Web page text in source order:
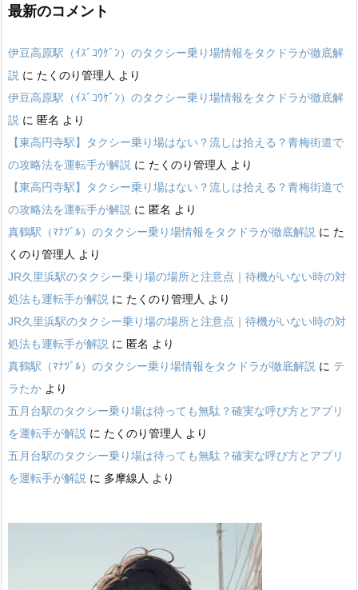
最新のコメント
伊豆高原駅（ｲｽﾞｺｳｹﾞﾝ）のタクシー乗り場情報をタクドラが徹底解
説 に たくのり管理人 より
伊豆高原駅（ｲｽﾞｺｳｹﾞﾝ）のタクシー乗り場情報をタクドラが徹底解
説 に 匿名 より
【東高円寺駅】タクシー乗り場はない？流しは拾える？青梅街道で
の攻略法を運転手が解説 に たくのり管理人 より
【東高円寺駅】タクシー乗り場はない？流しは拾える？青梅街道で
の攻略法を運転手が解説 に 匿名 より
真鶴駅（ﾏﾅﾂﾞﾙ）のタクシー乗り場情報をタクドラが徹底解説 に た
くのり管理人 より
JR久里浜駅のタクシー乗り場の場所と注意点｜待機がいない時の対
処法も運転手が解説 に たくのり管理人 より
JR久里浜駅のタクシー乗り場の場所と注意点｜待機がいない時の対
処法も運転手が解説 に 匿名 より
真鶴駅（ﾏﾅﾂﾞﾙ）のタクシー乗り場情報をタクドラが徹底解説 に テ
ラたか より
五月台駅のタクシー乗り場は待っても無駄？確実な呼び方とアプリ
を運転手が解説 に たくのり管理人 より
五月台駅のタクシー乗り場は待っても無駄？確実な呼び方とアプリ
を運転手が解説 に 多摩線人 より